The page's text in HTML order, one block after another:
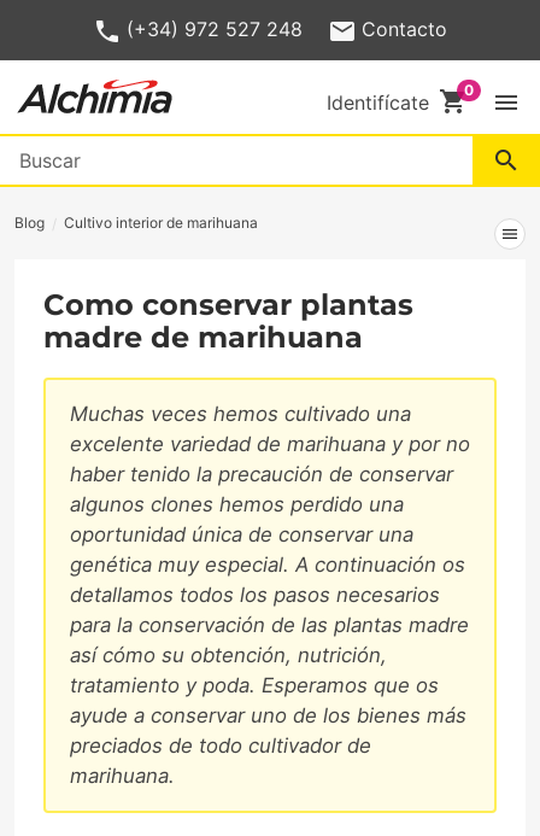
(+34) 972 527 248 Contacto
Identifícate shopping_cart menu
search
Blog Cultivo interior de marihuana
menu
Como conservar plantas
madre de marihuana
Muchas veces hemos cultivado una
excelente variedad de marihuana y por no
haber tenido la precaución de conservar
algunos clones hemos perdido una
oportunidad única de conservar una
genética muy especial. A continuación os
detallamos todos los pasos necesarios
para la conservación de las plantas madre
así cómo su obtención, nutrición,
tratamiento y poda. Esperamos que os
ayude a conservar uno de los bienes más
preciados de todo cultivador de
marihuana.